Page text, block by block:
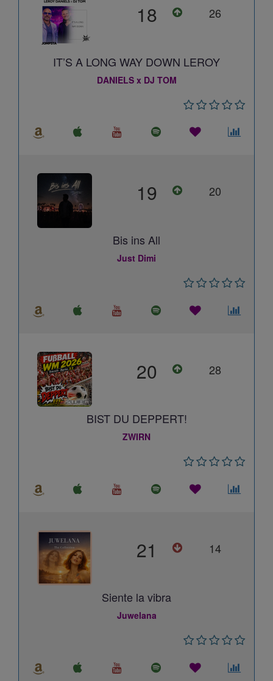
18 26
IT’S A LONG WAY DOWN LEROY
DANIELS x DJ TOM
19 20
Bis ins All
Just Dimi
20 28
BIST DU DEPPERT!
ZWIRN
21 14
Siente la vibra
Juwelana